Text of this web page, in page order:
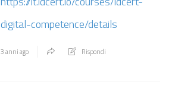
digital-competence/details
3 anni ago Rispondi